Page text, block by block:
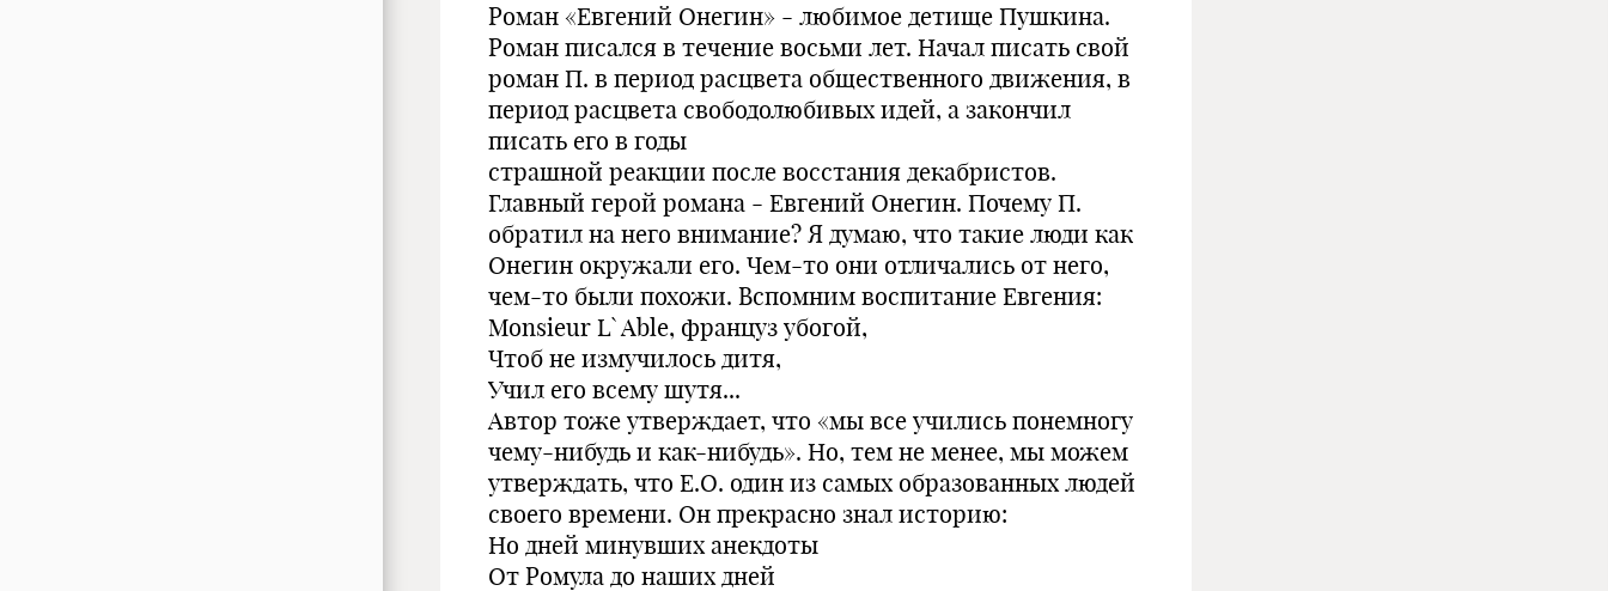
Роман «Евгений Онегин» - любимое детище Пушкина.
Роман писался в течение восьми лет. Начал писать свой
роман П. в период расцвета общественного движения, в
период расцвета свободолюбивых идей, а закончил
писать его в годы
страшной реакции после восстания декабристов.
Главный герой романа - Евгений Онегин. Почему П.
обратил на него внимание? Я думаю, что такие люди как
Онегин окружали его. Чем-то они отличались от него,
чем-то были похожи. Вспомним воспитание Евгения:
Monsieur L` Able, француз убогой,
Чтоб не измучилось дитя,
Учил его всему шутя...
Автор тоже утверждает, что «мы все учились понемногу
чему-нибудь и как-нибудь». Но, тем не менее, мы можем
утверждать, что Е.О. один из самых образованных людей
своего времени. Он прекрасно знал историю:
Но дней минувших анекдоты
От Ромула до наших дней